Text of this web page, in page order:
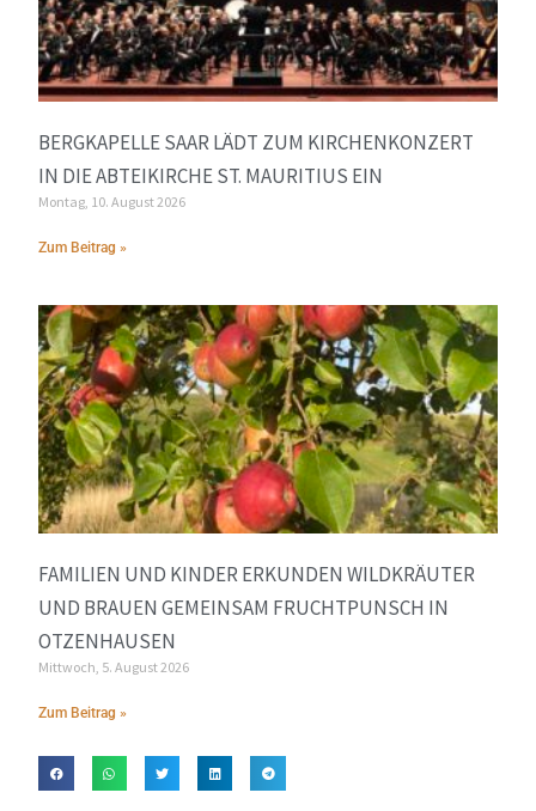
BERGKAPELLE SAAR LÄDT ZUM KIRCHENKONZERT
IN DIE ABTEIKIRCHE ST. MAURITIUS EIN
Montag, 10. August 2026
Zum Beitrag »
FAMILIEN UND KINDER ERKUNDEN WILDKRÄUTER
UND BRAUEN GEMEINSAM FRUCHTPUNSCH IN
OTZENHAUSEN
Mittwoch, 5. August 2026
Zum Beitrag »